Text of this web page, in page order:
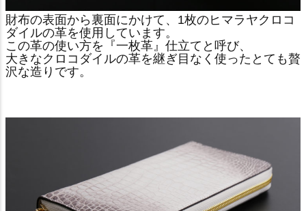
財布の表面から裏面にかけて、1枚のヒマラヤクロコ
ダイルの革を使用しています。
この革の使い方を『一枚革』仕立てと呼び、
大きなクロコダイルの革を継ぎ目なく使ったとても贅
沢な造りです。